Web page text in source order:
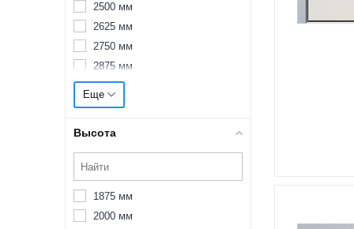
2500 мм
2625 мм
2750 мм
2875 мм
3000 мм
3125 мм
3500 мм
3625 мм
Еще
Высота
1875 мм
2000 мм